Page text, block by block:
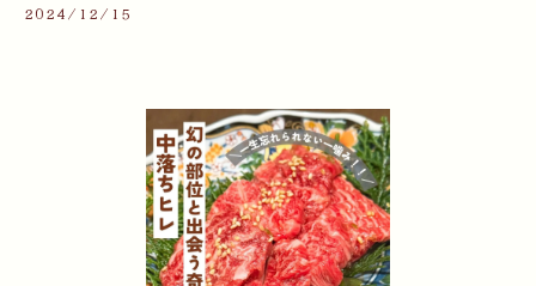
2024/12/15